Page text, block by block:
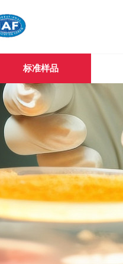
标准样品